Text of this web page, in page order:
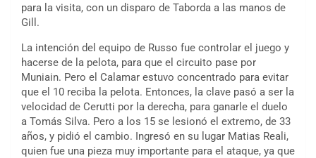
para la visita, con un disparo de Taborda a las manos de
Gill.
La intención del equipo de Russo fue controlar el juego y
hacerse de la pelota, para que el circuito pase por
Muniain. Pero el Calamar estuvo concentrado para evitar
que el 10 reciba la pelota. Entonces, la clave pasó a ser la
velocidad de Cerutti por la derecha, para ganarle el duelo
a Tomás Silva. Pero a los 15 se lesionó el extremo, de 33
años, y pidió el cambio. Ingresó en su lugar Matias Reali,
quien fue una pieza muy importante para el ataque, ya que